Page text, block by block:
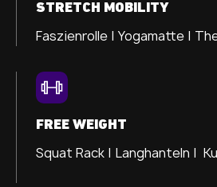
STRETCH MOBILITY
Faszienrolle | Yogamatte |
FREE WEIGHT
Squat Rack | Langhanteln |